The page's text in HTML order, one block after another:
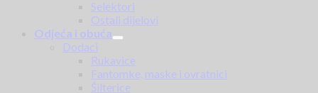
Selektori
Ostali dijelovi
Odjeća i obuća
Dodaci
Rukavice
Fantomke, maske i ovratnici
Šilterice